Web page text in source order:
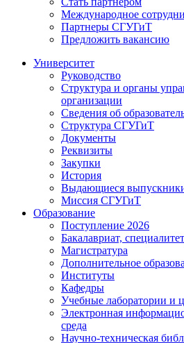
Международное
Партнеры СГУГиТ
Предложить вакансию
Университет
Руководство
Структура и органы
организации
Сведения об
Структура СГУГиТ
Документы
Реквизиты
Закупки
История
Выдающиеся
Миссия СГУГиТ
Образование
Поступление 2026
Бакалавриат, специалитет
Магистратура
Дополнительное
Институты
Кафедры
Учебные лаборатории и
Электронная
среда
Научно-техническая